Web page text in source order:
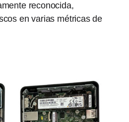
reconocida,
en varias métricas de